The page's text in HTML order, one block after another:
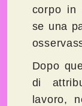
corpo in
se una
Dopo
di
lavoro,